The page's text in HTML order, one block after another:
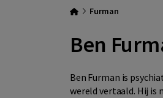
Furman
Ben
Ben Furman is
wereld vertaald. Hij is